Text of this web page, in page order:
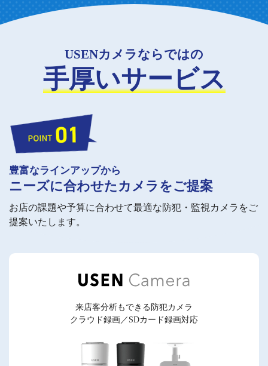
USENカメラならではの
手厚いサービス
豊富なラインアップから
ニーズに合わせたカメラをご提案
お店の課題や予算に合わせて最適な防犯・監視カメラをご
提案いたします。
来店客分析もできる防犯カメラ
クラウド録画／SDカード録画対応